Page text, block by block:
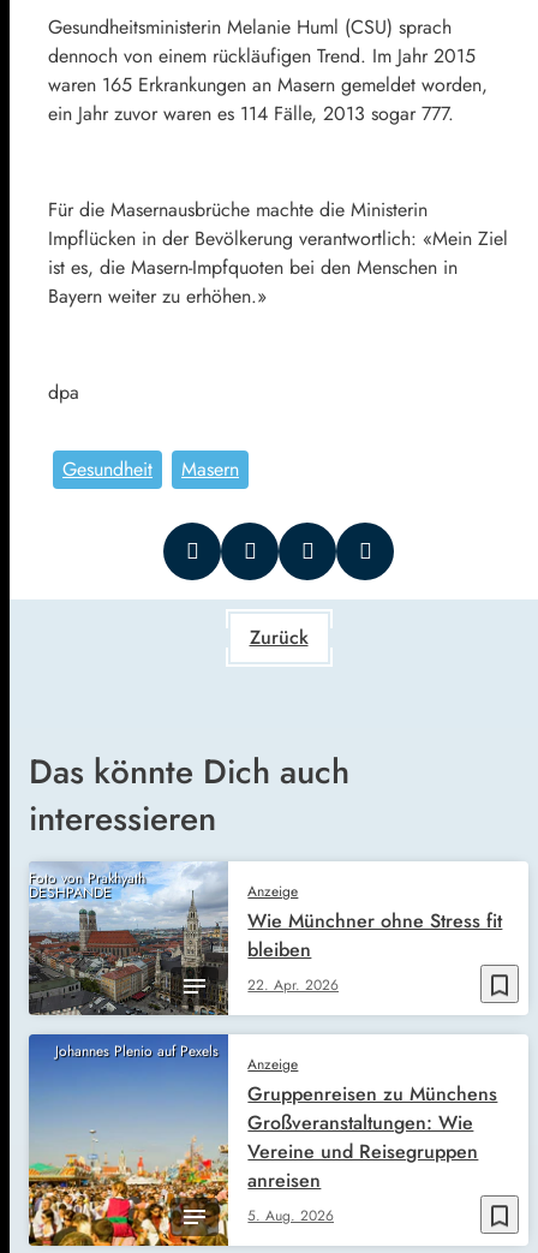
Gesundheitsministerin Melanie Huml (CSU) sprach
dennoch von einem rückläufigen Trend. Im Jahr 2015
waren 165 Erkrankungen an Masern gemeldet worden,
ein Jahr zuvor waren es 114 Fälle, 2013 sogar 777.
Für die Masernausbrüche machte die Ministerin
Impflücken in der Bevölkerung verantwortlich: «Mein Ziel
ist es, die Masern-Impfquoten bei den Menschen in
Bayern weiter zu erhöhen.»
dpa
Gesundheit Masern
Zurück
Das könnte Dich auch
interessieren
Foto von Prakhyath
DESHPANDE
bookmark_border
Anzeige
22. Apr. 2026
Wie Münchner ohne Stress fit
bleiben
Johannes Plenio auf Pexels
bookmark_border
Anzeige
5. Aug. 2026
Gruppenreisen zu Münchens
Großveranstaltungen: Wie
Vereine und Reisegruppen
anreisen